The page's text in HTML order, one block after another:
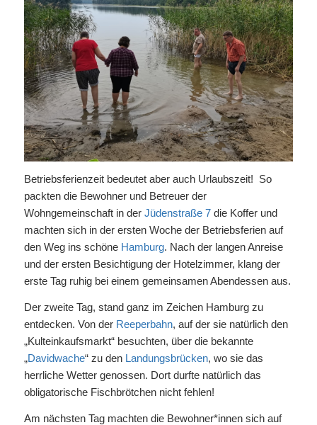
Betriebsferienzeit bedeutet aber auch Urlaubszeit! So
packten die Bewohner und Betreuer der
Wohngemeinschaft in der Jüdenstraße 7die Koffer und
machten sich in der ersten Woche der Betriebsferien auf
den Weg ins schöne Hamburg. Nach der langen Anreise
und der ersten Besichtigung der Hotelzimmer, klang der
erste Tag ruhig bei einem gemeinsamen Abendessen aus.
Der zweite Tag, stand ganz im Zeichen Hamburg zu
entdecken. Von der Reeperbahn, auf der sie natürlich den
„Kulteinkaufsmarkt“ besuchten, über die bekannte
„Davidwache“ zu den Landungsbrücken, wo sie das
herrliche Wetter genossen. Dort durfte natürlich das
obligatorische Fischbrötchen nicht fehlen!
Am nächsten Tag machten die Bewohner*innen sich auf